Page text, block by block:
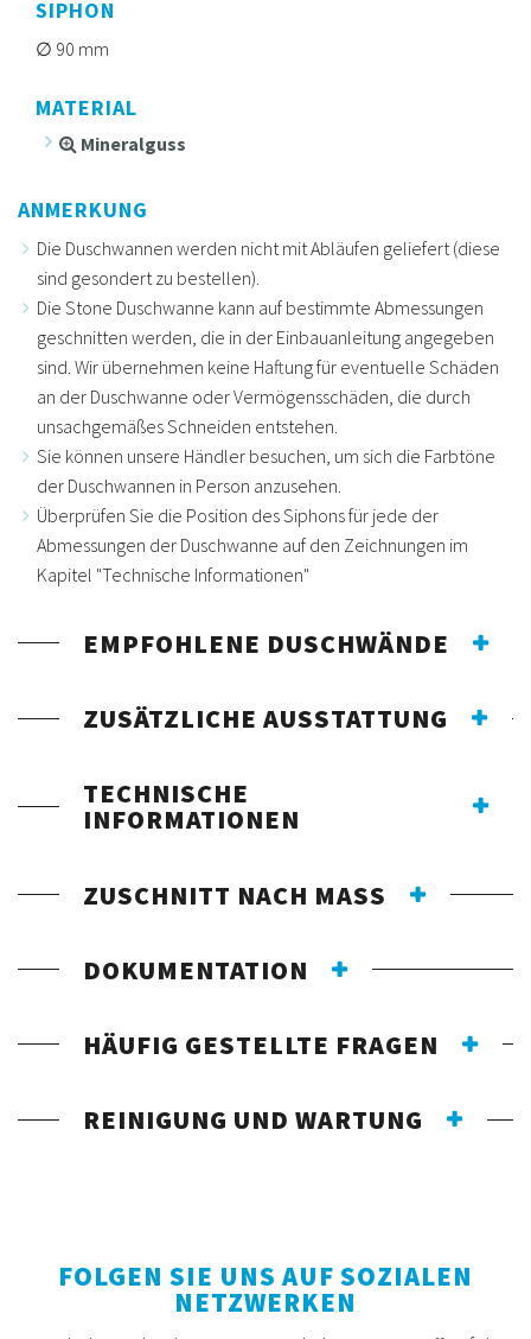
SIPHON
90 mm
MATERIAL
Mineralguss
ANMERKUNG
Die Duschwannen werden nicht mit Abläufen geliefert (diese
sind gesondert zu bestellen).
Die Stone Duschwanne kann auf bestimmte Abmessungen
geschnitten werden, die in der Einbauanleitung angegeben
sind. Wir übernehmen keine Haftung für eventuelle Schäden
an der Duschwanne oder Vermögensschäden, die durch
unsachgemäßes Schneiden entstehen.
Sie können unsere Händler besuchen, um sich die Farbtöne
der Duschwannen in Person anzusehen.
Überprüfen Sie die Position des Siphons für jede der
Abmessungen der Duschwanne auf den Zeichnungen im
Kapitel "Technische Informationen"
EMPFOHLENE DUSCHWÄNDE
ZUSÄTZLICHE AUSSTATTUNG
TECHNISCHE
INFORMATIONEN
ZUSCHNITT NACH MASS
DOKUMENTATION
HÄUFIG GESTELLTE FRAGEN
REINIGUNG UND WARTUNG
FOLGEN SIE UNS AUF SOZIALEN
NETZWERKEN